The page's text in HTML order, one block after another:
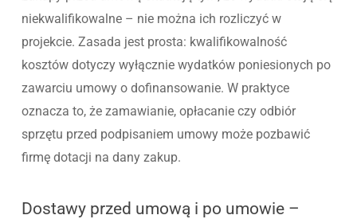
niekwalifikowalne – nie można ich rozliczyć w
projekcie. Zasada jest prosta: kwalifikowalność
kosztów dotyczy wyłącznie wydatków poniesionych po
zawarciu umowy o dofinansowanie. W praktyce
oznacza to, że zamawianie, opłacanie czy odbiór
sprzętu przed podpisaniem umowy może pozbawić
firmę dotacji na dany zakup.
Dostawy przed umową i po umowie –